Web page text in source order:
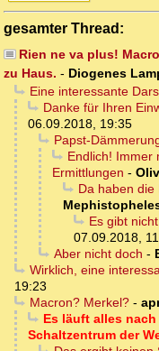
gesamter Thread:
Rien ne va plus!
zu Haus. - Diogenes
Eine interessante
Danke für Ihren
06.09.2018, 19:35
Papst-
Endlich! Immer
Ermittlungen -
Da haben die
Es gibt
07.09.2018,
Aber nicht doch -
Wirklich, eine
19:23
Macron? Merkel?-
Es läuft alles
Schaltzentrum der